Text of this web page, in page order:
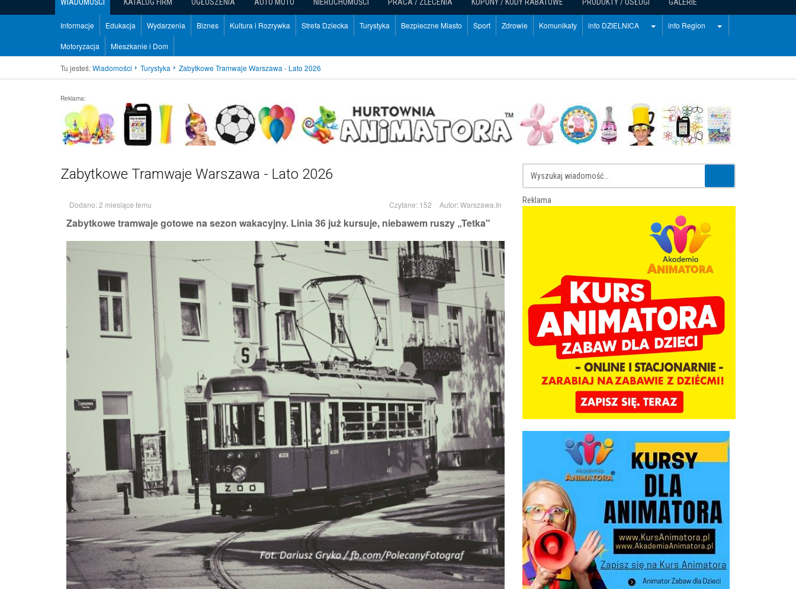
WIADOMOŚCI KATALOG FIRM OGŁOSZENIA AUTO MOTO NIERUCHOMOŚCI PRACA / ZLECENIA KUPONY / KODY RABATOWE PRODUKTY / USŁUGI GALERIE
Informacje Edukacja Wydarzenia Biznes Kultura i Rozrywka Strefa Dziecka Turystyka Bezpieczne Miasto Sport Zdrowie Komunikaty info DZIELNICA info Region
Motoryzacja Mieszkanie i Dom
Tu jesteś:Wiadomości Turystyka Zabytkowe Tramwaje Warszawa - Lato 2026
Reklama:
Zabytkowe Tramwaje Warszawa - Lato 2026
Dodano: 2 miesiące temu Czytane: 152 Autor:Warszawa.In
Zabytkowe tramwaje gotowe na sezon wakacyjny. Linia 36 już kursuje, niebawem ruszy „Tetka"
Reklama